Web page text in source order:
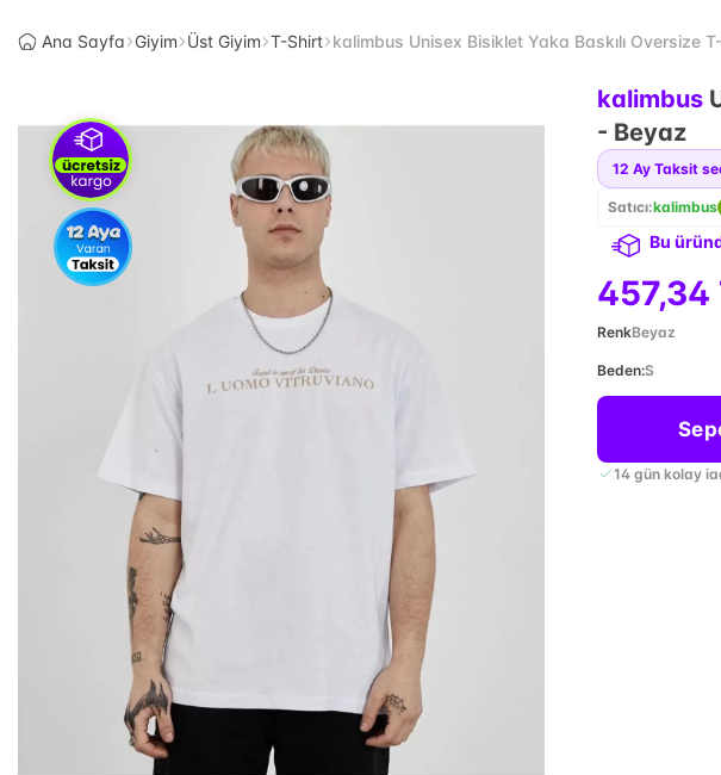
Ana Sayfa Giyim Üst Giyim T-Shirt kalimbus Unisex Bisiklet Yaka Baskılı Oversize
kalimbus
- Beyaz
12 Ay Taksit
Satıcı:kalimbus
Bu
457,34
RenkBeyaz
Beden:S
14 gün kolay